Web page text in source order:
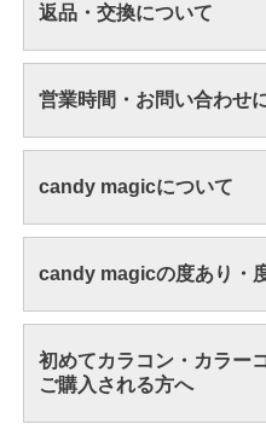
返品・交換について
営業時間・お問い合わせ
candy magicについて
candy magicの度あり・
初めてカラコン・カラー
ご購入される方へ